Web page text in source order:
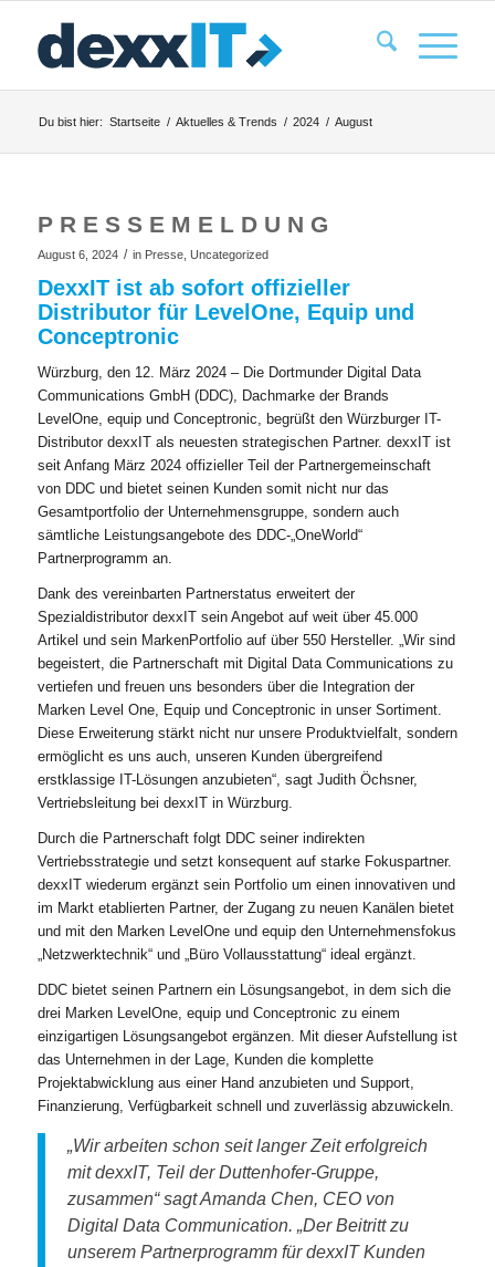
Du bist hier: Startseite / Aktuelles & Trends / 2024 / August
P R E S S E M E L D U N G
August 6, 2024 / in Presse, Uncategorized
DexxIT ist ab sofort offizieller
Distributor für LevelOne, Equip und
Conceptronic
Würzburg, den 12. März 2024 – Die Dortmunder Digital Data
Communications GmbH (DDC), Dachmarke der Brands
LevelOne, equip und Conceptronic, begrüßt den Würzburger IT-
Distributor dexxIT als neuesten strategischen Partner. dexxIT ist
seit Anfang März 2024 offizieller Teil der Partnergemeinschaft
von DDC und bietet seinen Kunden somit nicht nur das
Gesamtportfolio der Unternehmensgruppe, sondern auch
sämtliche Leistungsangebote des DDC-„OneWorld“
Partnerprogramm an.
Dank des vereinbarten Partnerstatus erweitert der
Spezialdistributor dexxIT sein Angebot auf weit über 45.000
Artikel und sein MarkenPortfolio auf über 550 Hersteller. „Wir sind
begeistert, die Partnerschaft mit Digital Data Communications zu
vertiefen und freuen uns besonders über die Integration der
Marken Level One, Equip und Conceptronic in unser Sortiment.
Diese Erweiterung stärkt nicht nur unsere Produktvielfalt, sondern
ermöglicht es uns auch, unseren Kunden übergreifend
erstklassige IT-Lösungen anzubieten“, sagt Judith Öchsner,
Vertriebsleitung bei dexxIT in Würzburg.
Durch die Partnerschaft folgt DDC seiner indirekten
Vertriebsstrategie und setzt konsequent auf starke Fokuspartner.
dexxIT wiederum ergänzt sein Portfolio um einen innovativen und
im Markt etablierten Partner, der Zugang zu neuen Kanälen bietet
und mit den Marken LevelOne und equip den Unternehmensfokus
„Netzwerktechnik“ und „Büro Vollausstattung“ ideal ergänzt.
DDC bietet seinen Partnern ein Lösungsangebot, in dem sich die
drei Marken LevelOne, equip und Conceptronic zu einem
einzigartigen Lösungsangebot ergänzen. Mit dieser Aufstellung ist
das Unternehmen in der Lage, Kunden die komplette
Projektabwicklung aus einer Hand anzubieten und Support,
Finanzierung, Verfügbarkeit schnell und zuverlässig abzuwickeln.
„Wir arbeiten schon seit langer Zeit erfolgreich
mit dexxIT, Teil der Duttenhofer-Gruppe,
zusammen“ sagt Amanda Chen, CEO von
Digital Data Communication. „Der Beitritt zu
unserem Partnerprogramm für dexxIT Kunden